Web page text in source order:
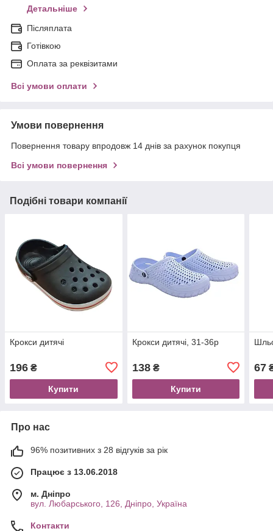
Детальніше
Післяплата
Готівкою
Оплата за реквізитами
Всі умови оплати
Умови повернення
Повернення товару впродовж 14 днів за рахунок покупця
Всі умови повернення
Подібні товари компанії
Крокси дитячі
196 ₴
Купити
Крокси дитячі, 31-36р
138₴
Купити
67
Про нас
96% позитивних з 28 відгуків за рік
Працює з 13.06.2018
м. Дніпро
вул. Любарського, 126, Дніпро, Україна
Контакти